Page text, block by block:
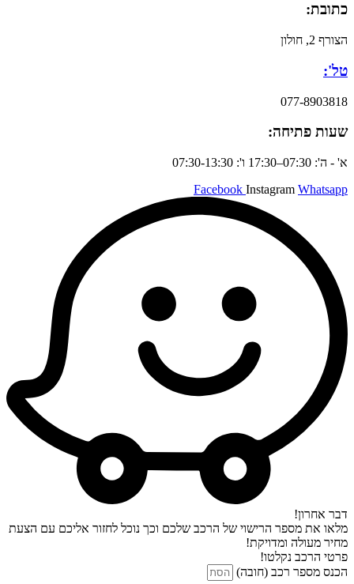
כתובת:
הצורף 2, חולון
טל':
077-8903818
שעות פתיחה:
א' - ה': 07:30–17:30 ו': 07:30-13:30
Facebook Instagram Whatsapp
דבר אחרון!
מלאו את מספר הרישוי של הרכב שלכם וכך נוכל לחזור אליכם עם הצעת
מחיר מעולה ומדויקת!
פרטי הרכב נקלטו!
הכנס מספר רכב (חובה)